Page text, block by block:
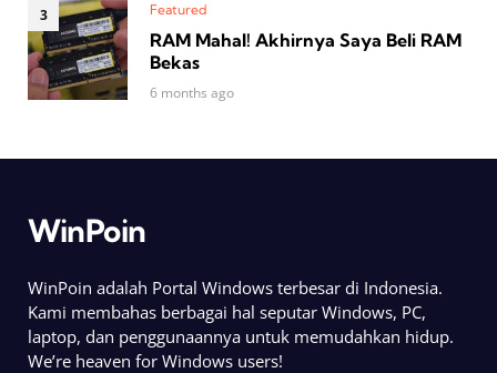
Featured
RAM Mahal! Akhirnya Saya Beli RAM
Bekas
6 months ago
WinPoin
WinPoin adalah Portal Windows terbesar di Indonesia.
Kami membahas berbagai hal seputar Windows, PC,
laptop, dan penggunaannya untuk memudahkan hidup.
We’re heaven for Windows users!